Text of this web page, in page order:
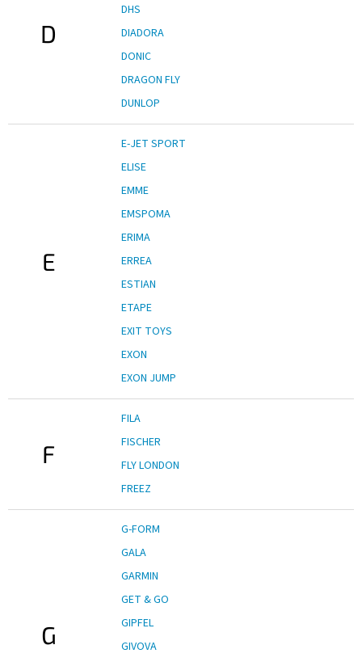
D
DHS
DIADORA
DONIC
DRAGON FLY
DUNLOP
E
E-JET SPORT
ELISE
EMME
EMSPOMA
ERIMA
ERREA
ESTIAN
ETAPE
EXIT TOYS
EXON
EXON JUMP
F
FILA
FISCHER
FLY LONDON
FREEZ
G
G-FORM
GALA
GARMIN
GET & GO
GIPFEL
GIVOVA